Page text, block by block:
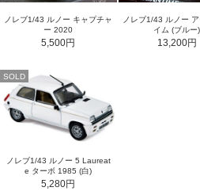
ノレブ1/43 ルノー キャプチャ
ー 2020
5,500円
ノレブ1/43 ルノー
イム (ブルー)
13,200円
SOLD
ノレブ1/43 ルノー 5 Laureat
e ターボ 1985 (白)
5,280円